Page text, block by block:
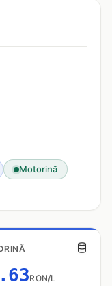
Motorină
RON/L